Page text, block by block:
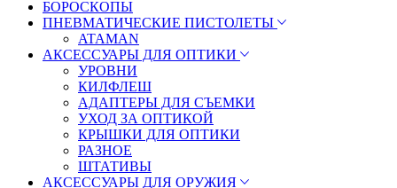
БОРОСКОПЫ
ПНЕВМАТИЧЕСКИЕ ПИСТОЛЕТЫ
ATAMAN
АКСЕССУАРЫ ДЛЯ ОПТИКИ
УРОВНИ
КИЛФЛЕШ
АДАПТЕРЫ ДЛЯ СЪЕМКИ
УХОД ЗА ОПТИКОЙ
КРЫШКИ ДЛЯ ОПТИКИ
РАЗНОЕ
ШТАТИВЫ
АКСЕССУАРЫ ДЛЯ ОРУЖИЯ